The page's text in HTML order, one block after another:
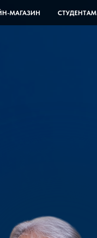
МАГАЗИН СТУДЕНТАМ